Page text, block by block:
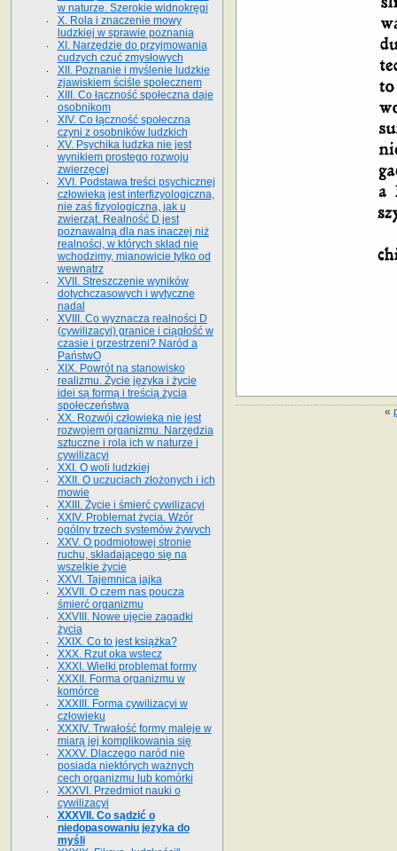
«
w naturze. Szerokie widnokręgi
X. Rola i znaczenie mowy
ludzkiej w sprawie poznania
XI. Narzędzie do przyjmowania
cudzych czuć zmysłowych
XII. Poznanie i myślenie ludzkie
zjawiskiem ściśle społecznem
XIII. Co łączność społeczna daje
osobnikom
XIV. Co łączność społeczna
czyni z osobników ludzkich
XV. Psychika ludzka nie jest
wynikiem prostego rozwoju
zwierzęcej
XVI. Podstawa treści psychicznej
człowieka jest interfizyologiczna,
nie zaś fizyologiczna, jak u
zwierząt. Realność D jest
poznawalną dla nas inaczej niż
realności, w których skład nie
wchodzimy, mianowicie tylko od
wewnątrz
XVII. Streszczenie wyników
dotychczasowych i wytyczne
nadal
XVIII. Co wyznacza realności D
(cywilizacyi) granice i ciągłość w
czasie i przestrzeni? Naród a
PaństwO
XIX. Powrót na stanowisko
realizmu. Życie języka i życie
idei są formą i treścią życia
społeczeństwa
XX. Rozwój człowieka nie jest
rozwojem organizmu. Narzędzia
sztuczne i rola ich w naturze i
cywilizacyi
XXI. O woli ludzkiej
XXII. O uczuciach złożonych i ich
mowie
XXIII. Życie i śmierć cywilizacyi
XXIV. Problemat życia. Wzór
ogólny trzech systemów żywych
XXV. O podmiotowej stronie
ruchu, składającego się na
wszelkie życie
XXVI. Tajemnica jajka
XXVII. O czem nas poucza
śmierć organizmu
XXVIII. Nowe ujęcie zagadki
życia
XXIX. Co to jest książka?
XXX. Rzut oka wstecz
XXXI. Wielki problemat formy
XXXII. Forma organizmu w
komórce
XXXIII. Forma cywilizacyi w
człowieku
XXXIV. Trwałość formy maleje w
miarą jej komplikowania się
XXXV. Dlaczego naród nie
posiada niektórych ważnych
cech organizmu lub komórki
XXXVI. Przedmiot nauki o
cywilizacyi
XXXVII. Co sądzić o
niedopasowaniu języka do
myśli